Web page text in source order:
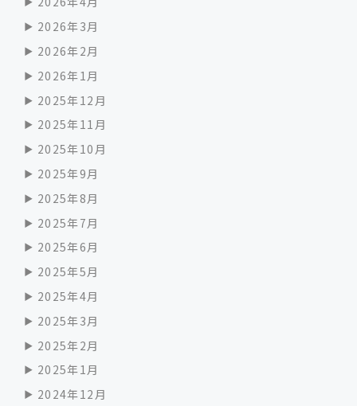
2026年3月
2026年2月
2026年1月
2025年12月
2025年11月
2025年10月
2025年9月
2025年8月
2025年7月
2025年6月
2025年5月
2025年4月
2025年3月
2025年2月
2025年1月
2024年12月